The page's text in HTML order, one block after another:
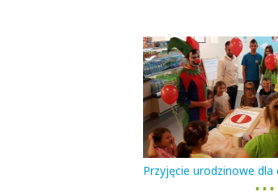
Przyjęcie urodzinowe dla
▪ ▪ ▪